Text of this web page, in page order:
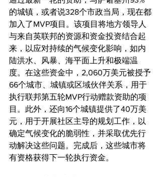
的城镇，或者说328个市政当局，现在都
加入了MVP项目。该项目将地方领导人
与来自英联邦的资源和资金投资结合起
来，以应对持续的气候变化影响，如内
陆洪水、风暴、海平面上升和极端温
度。在这些资金中，2,060万美元被授予
66个城市、城镇或区域伙伴关系，用于
执行联邦第五轮MVP行动赠款资助的项
目。此外，还向16个城镇提供了40万美
元，用于开展社区主导的规划工作，以
确定气候变化的脆弱性，并采取优先行
动解决这些问题。完成后，这些城市将
有资格获得下一轮执行资金。